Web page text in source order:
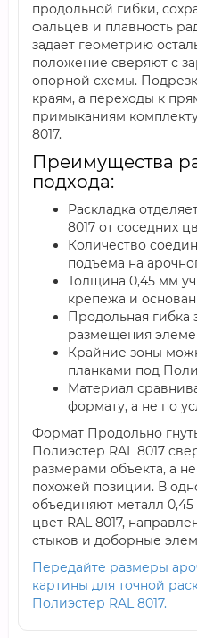
продольной гибки,
фальцев и плавность
задает геометрию
положение сверяют с
опорной схемы.
краям, а переходы к
примыканиям
8017.
Преимущества
подхода:
Раскладка
8017 от соседних
Количество
подъема на
Толщина 0,45 мм
крепежа и
Продольная гибка
размещения
Крайние зоны
планками под
Материал
формату, а не по
Формат Продольно
Полиэстер RAL 8017
размерами объекта, а
похожей позиции. В
объединяют металл
цвет RAL 8017,
стыков и доборные
Передайте размеры
картины для точной
Полиэстер RAL 8017.